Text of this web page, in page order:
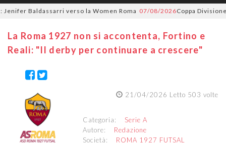
Baldassarri verso la Women Roma 07/08/2026Coppa Divisione, si
La Roma 1927 non si accontenta, Fortino e
Reali: "Il derby per continuare a crescere"
21/04/2026 Letto 503 volte
Categoria: Serie A
Autore: Redazione
Società: ROMA 1927 FUTSAL